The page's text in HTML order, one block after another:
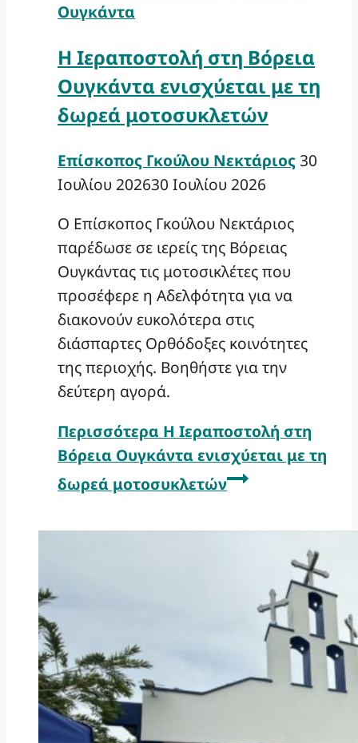
Ουγκάντα
Η Ιεραποστολή στη Βόρεια
Ουγκάντα ενισχύεται με τη
δωρεά μοτοσυκλετών
Επίσκοπος Γκούλου Νεκτάριος 30
Ιουλίου 202630 Ιουλίου 2026
Ο Επίσκοπος Γκούλου Νεκτάριος
παρέδωσε σε ιερείς της Βόρειας
Ουγκάντας τις μοτοσικλέτες που
προσέφερε η Αδελφότητα για να
διακονούν ευκολότερα στις
διάσπαρτες Ορθόδοξες κοινότητες
της περιοχής. Βοηθήστε για την
δεύτερη αγορά.
Περισσότερα Η Ιεραποστολή στη
Βόρεια Ουγκάντα ενισχύεται με τη
δωρεά μοτοσυκλετών